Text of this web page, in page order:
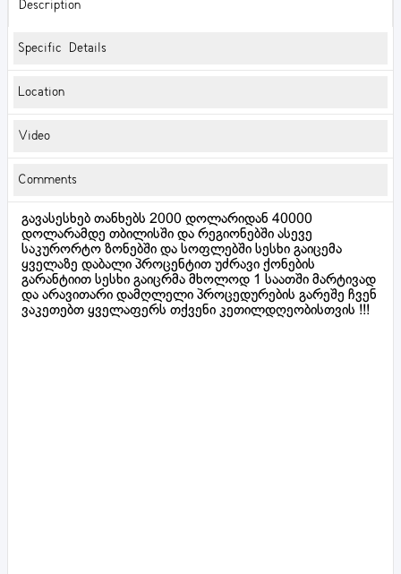
Description
Specific Details
Location
Video
Comments
გავასესხებ თანხებს 2000 დოლარიდან 40000
დოლარამდე თბილისში და რეგიონებში ასევე
საკურორტო ზონებში და სოფლებში სესხი გაიცემა
ყველაზე დაბალი პროცენტით უძრავი ქონების
გარანტიით სესხი გაიცრმა მხოლოდ 1 საათში მარტივად
და არავითარი დამღლელი პროცედურების გარეშე ჩვენ
ვაკეთებთ ყველაფერს თქვენი კეთილდღეობისთვის !!!